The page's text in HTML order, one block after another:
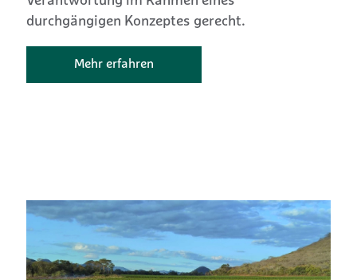
durchgängigen Konzeptes gerecht.
Mehr erfahren